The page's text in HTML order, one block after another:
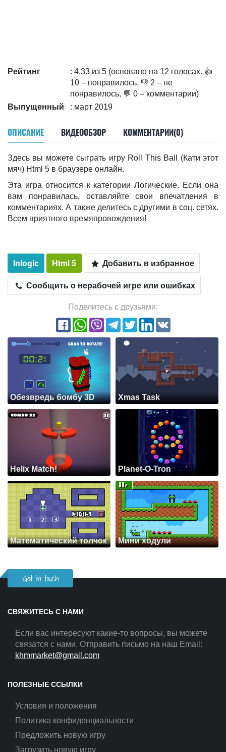
Рейтинг
: 4,33 из 5 (основано на 12 голосах. 👍
10 – понравилось, 👎 2 – не
понравилось, 💬 0 – комментарии)
Выпущенный
: март 2019
ОПИСАНИЕ ВИДЕООБЗОР КОММЕНТАРИИ(0)
Здесь вы можете сыграть игру Roll This Ball (Кати этот
мяч) Html 5 в браузере онлайн.
Эта игра относится к категории Логические. Если она
вам понравилась, оставляйте свои впечатления в
комментариях. А также делитесь c другими в соц. сетях.
Всем приятного времяпровождения!
Inlogic Html 5
Добавить в избранное
Сообщить о нерабочей игре или ошибках
Поделитесь с друзьями:
Обезвредь бомбу 3D Xmas Task
Helix Match! Planet-O-Tron
Математический толчок Мини ходули
Get in touch
СВЯЖИТЕСЬ С НАМИ
Если вас интересуют какие-то вопросы, вы можете
связатся с нами. Отправить письмо на наш Email:
khmmarket@gmail.com
ПОЛЕЗНЫЕ ССЫЛКИ
Условия и положения
Политика конфиденциальности
Предложить новую игру
Загрузить новую игру